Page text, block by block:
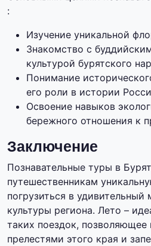
:
Изучение уникальной
Знакомство с
культурой бурятского
Понимание
его роли в истории
Освоение навыков
бережного отношения к
Заключение
Познавательные туры в
путешественникам
погрузиться в
культуры региона. Лето –
таких поездок, позволяющее
прелестями этого края и